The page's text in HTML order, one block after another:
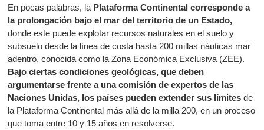
En pocas palabras, la Plataforma Continental corresponde a
la prolongación bajo el mar del territorio de un Estado,
donde este puede explotar recursos naturales en el suelo y
subsuelo desde la línea de costa hasta 200 millas náuticas mar
adentro, conocida como la Zona Económica Exclusiva (ZEE).
Bajo ciertas condiciones geológicas, que deben
argumentarse frente a una comisión de expertos de las
Naciones Unidas, los países pueden extender sus límites de
la Plataforma Continental más allá de la milla 200, en un proceso
que toma entre 10 y 15 años en resolverse.